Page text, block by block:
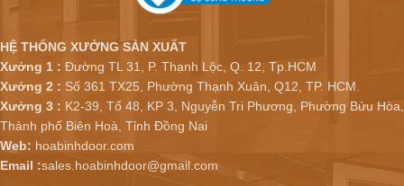
HỆ THỐNG XƯỞNG SẢN XUẤT
Xưởng 1 : Đường TL 31, P. Thạnh Lộc, Q. 12, Tp.HCM
Xưởng 2 : Số 361 TX25, Phường Thạnh Xuân, Q12, TP. HCM.
Xưởng 3 : K2-39, Tổ 48, KP 3, Nguyễn Tri Phương, Phường Bửu Hòa,
Thành phố Biên Hoà, Tỉnh Đồng Nai
Web: hoabinhdoor.com
Email :sales.hoabinhdoor@gmail.com